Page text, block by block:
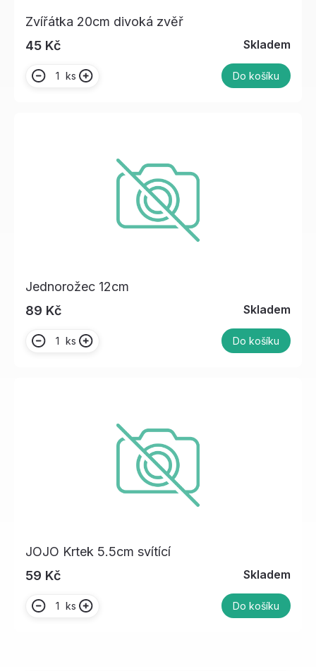
Zvířátka 20cm divoká zvěř
45 Kč
Skladem
ks Do košíku
Jednorožec 12cm
89 Kč
Skladem
ks Do košíku
JOJO Krtek 5.5cm svítící
59 Kč
Skladem
ks Do košíku